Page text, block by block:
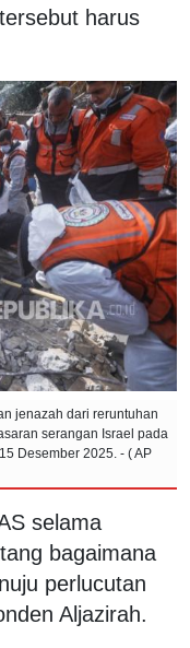
harus
jenazah dari reruntuhan
serangan Israel pada
Desember 2025. - ( AP
selama
bagaimana
perlucutan
Aljazirah.